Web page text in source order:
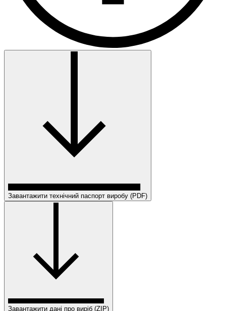
Завантажити технічний паспорт виробу (PDF)
Завантажити дані про виріб (ZIP)